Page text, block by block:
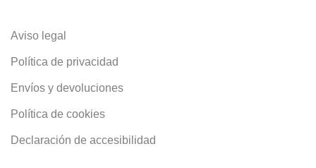
Aviso legal
Política de privacidad
Envíos y devoluciones
Política de cookies
Declaración de accesibilidad